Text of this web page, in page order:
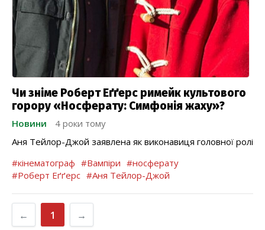
Чи зніме Роберт Еґґерс римейк культового
горору «Носферату: Симфонія жаху»?
Новини
4 роки тому
Аня Тейлор-Джой заявлена як виконавиця головної ролі
#кінематограф #Вампіри #носферату
#Роберт Еґґерс #Аня Тейлор-Джой
← 1 →